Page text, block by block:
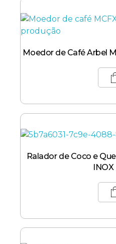
Moedor de Café Arbel
Ralador de Coco e